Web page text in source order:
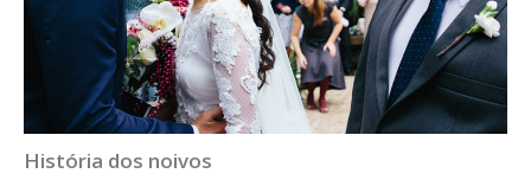
História dos noivos